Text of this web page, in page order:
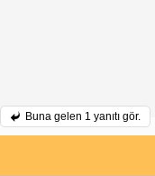
Buna gelen 1 yanıtı gör.